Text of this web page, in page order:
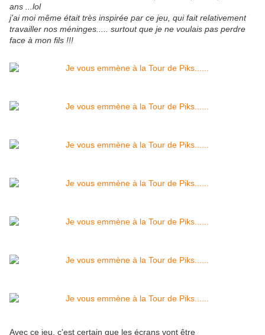
ans ...lol
j'ai moi même était très inspirée par ce jeu, qui fait relativement
travailler nos méninges..... surtout que je ne voulais pas perdre
face à mon fils !!!
Avec ce jeu, c'est certain que les écrans vont être